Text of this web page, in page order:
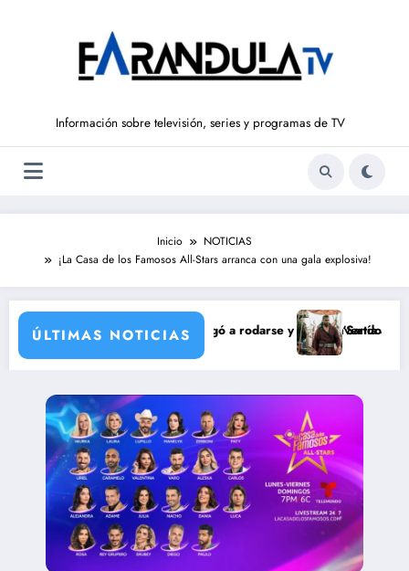
Información sobre televisión, series y programas de TV
Inicio
NOTICIAS
¡La Casa de los Famosos All-Stars arranca con una gala explosiva!
ÚLTIMAS NOTICIAS
María Castro
Ordóñez que nunca llegó a rodarse y que convertía a Isabel Pantoja
‘Sandokán’ tendrá